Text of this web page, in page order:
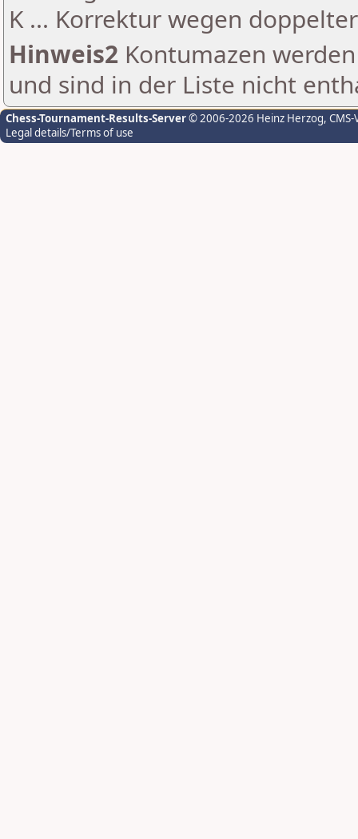
K ... Korrektur wegen
Hinweis2 Kontumazen
und sind in der Liste nicht
Chess-Tournament-Results-Server© 2006-2026 Heinz Herzog,
Legal details/Terms of use